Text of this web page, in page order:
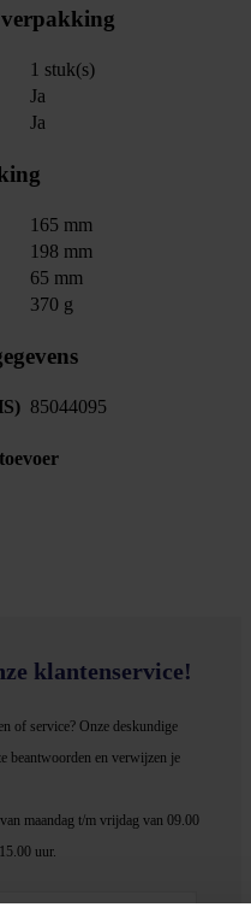
1 stuk(s)
Ja
Ja
165 mm
198 mm
65 mm
370 g
85044095
klantenservice!
of service? Onze deskundige
beantwoorden en verwijzen je
maandag t/m vrijdag van 09.00
uur.